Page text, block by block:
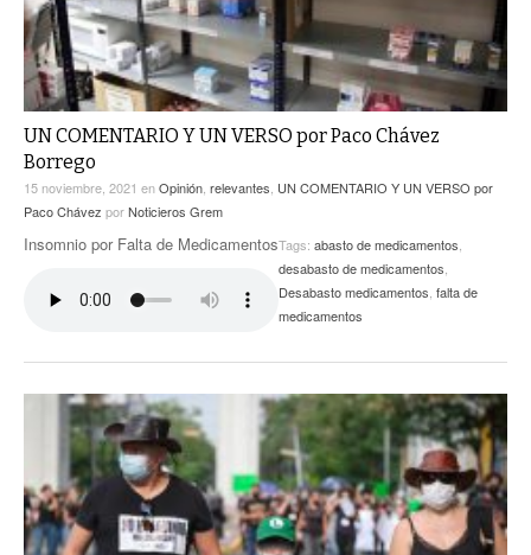
UN COMENTARIO Y UN VERSO por Paco Chávez
Borrego
15 noviembre, 2021 enOpinión, relevantes, UN COMENTARIO Y UN VERSO por
Paco Chávez porNoticieros Grem
Insomnio por Falta de MedicamentosTags: abasto de medicamentos,
desabasto de medicamentos,
Desabasto medicamentos, falta de
medicamentos